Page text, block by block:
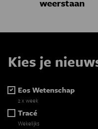
weerstaan
Kies je
Eos Wetenschap
2 x week
Tracé
Wekelijks